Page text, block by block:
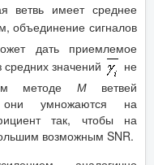
ветвь имеет среднее
объединение сигналов
дать приемлемое
значений
не
методе М ветвей
умножаются на
так, чтобы на
возможным SNR.